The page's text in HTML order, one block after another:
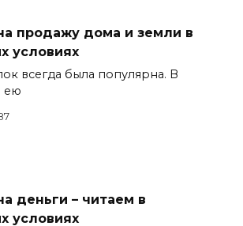
продажу дома и земли в
условиях
всегда была популярна. В
ею
деньги – читаем в
условиях